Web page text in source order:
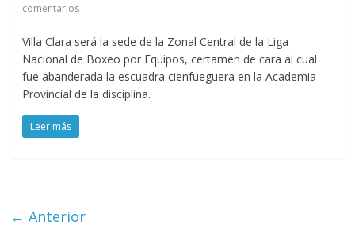
comentarios
Villa Clara será la sede de la Zonal Central de la Liga
Nacional de Boxeo por Equipos, certamen de cara al cual
fue abanderada la escuadra cienfueguera en la Academia
Provincial de la disciplina.
Leer más
← Anterior